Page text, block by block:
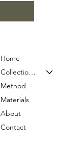
Home
Collection & Prices
Method
Materials
About
Contact